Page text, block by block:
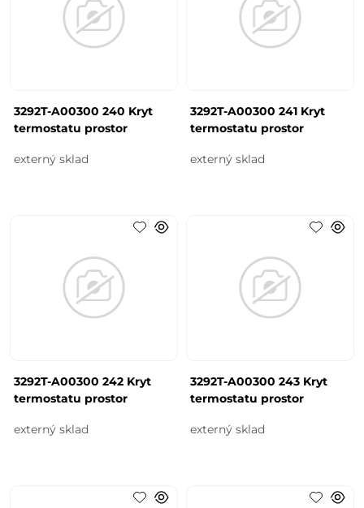
3292T-A00300 240 Kryt
termostatu prostor
externý sklad
3292T-A00300 241 Kryt
termostatu prostor
externý sklad
3292T-A00300 242 Kryt
termostatu prostor
externý sklad
3292T-A00300 243 Kryt
termostatu prostor
externý sklad